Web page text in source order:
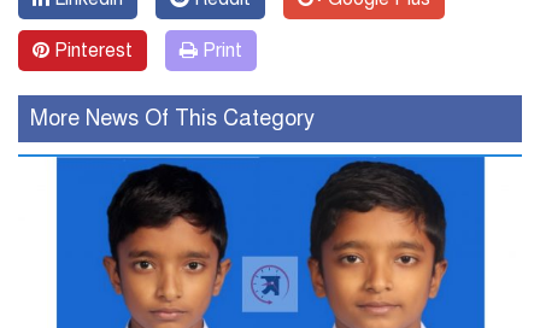
Pinterest Print
More News Of This Category